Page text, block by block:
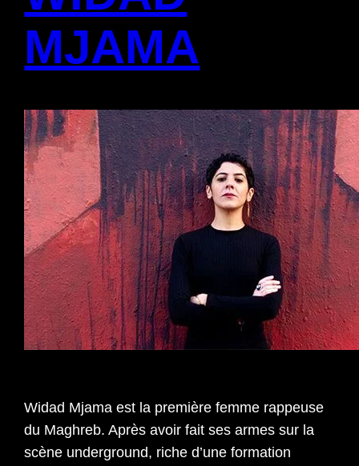
MJAMA
Widad Mjama est la première femme rappeuse
du Maghreb. Après avoir fait ses armes sur la
scène underground, riche d’une formation